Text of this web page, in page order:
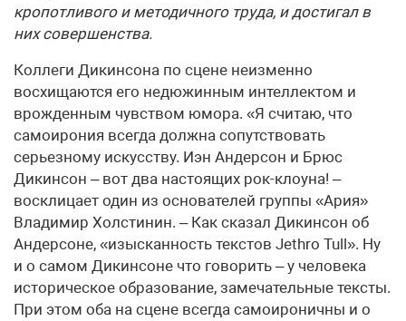
кропотливого и методичного труда, и достигал в
них совершенства.
Коллеги Дикинсона по сцене неизменно
восхищаются его недюжинным интеллектом и
врожденным чувством юмора. «Я считаю, что
самоирония всегда должна сопутствовать
серьезному искусству. Иэн Андерсон и Брюс
Дикинсон – вот два настоящих рок-клоуна! –
восклицает один из основателей группы «Ария»
Владимир Холстинин. – Как сказал Дикинсон об
Андерсоне, «изысканность текстов Jethro Tull». Ну
и о самом Дикинсоне что говорить – у человека
историческое образование, замечательные тексты.
При этом оба на сцене всегда самоироничны и о